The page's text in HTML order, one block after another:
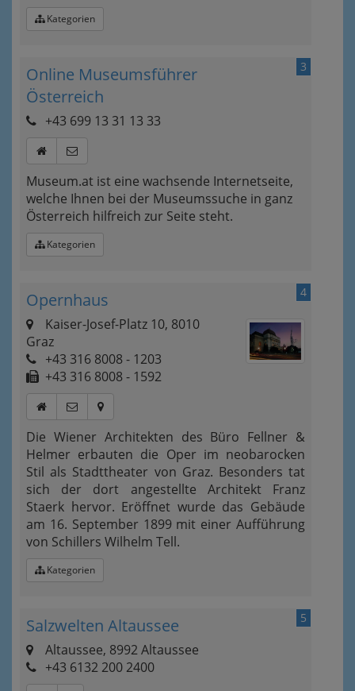
Kategorien
3
Online Museumsführer
Österreich
+43 699 13 31 13 33
Museum.at ist eine wachsende Internetseite,
welche Ihnen bei der Museumssuche in ganz
Österreich hilfreich zur Seite steht.
Kategorien
4
Opernhaus
Kaiser-Josef-Platz 10, 8010
Graz
+43 316 8008 - 1203
+43 316 8008 - 1592
Die Wiener Architekten des Büro Fellner &
Helmer erbauten die Oper im neobarocken
Stil als Stadttheater von Graz. Besonders tat
sich der dort angestellte Architekt Franz
Staerk hervor. Eröffnet wurde das Gebäude
am 16. September 1899 mit einer Aufführung
von Schillers Wilhelm Tell.
Kategorien
5
Salzwelten Altaussee
Altaussee, 8992 Altaussee
+43 6132 200 2400